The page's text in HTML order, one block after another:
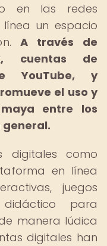
en las redes
un espacio
A través de
cuentas de
YouTube, y
el uso y
entre los
general.
digitales como
en línea
juegos
para
manera lúdica
digitales han